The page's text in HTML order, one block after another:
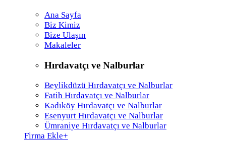
Ana Sayfa
Biz Kimiz
Bize Ulaşın
Makaleler
Hırdavatçı ve Nalburlar
Beylikdüzü Hırdavatçı ve Nalburlar
Fatih Hırdavatçı ve Nalburlar
Kadıköy Hırdavatçı ve Nalburlar
Esenyurt Hırdavatçı ve Nalburlar
Ümraniye Hırdavatçı ve Nalburlar
Firma Ekle+